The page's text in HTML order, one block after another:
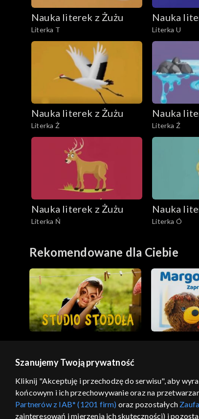
Nauka literek z Żużu
Literka T
Nauka
Literka U
Nauka literek z Żużu
Literka Ż
Nauka
Literka Ź
Nauka literek z Żużu
Literka Ń
Nauka
Literka Ó
Rekomendowane dla Ciebie
regulamin serwisu cennik polityka
Szanujemy Twoją prywatność
Kliknij "Akceptuję i przechodzę do serwisu", aby
końcowym i ich przechowywanie oraz na
Partnerów z IAB* (1201 firm) oraz pozostałych
zainteresowań i mierzenia ich skuteczności) i